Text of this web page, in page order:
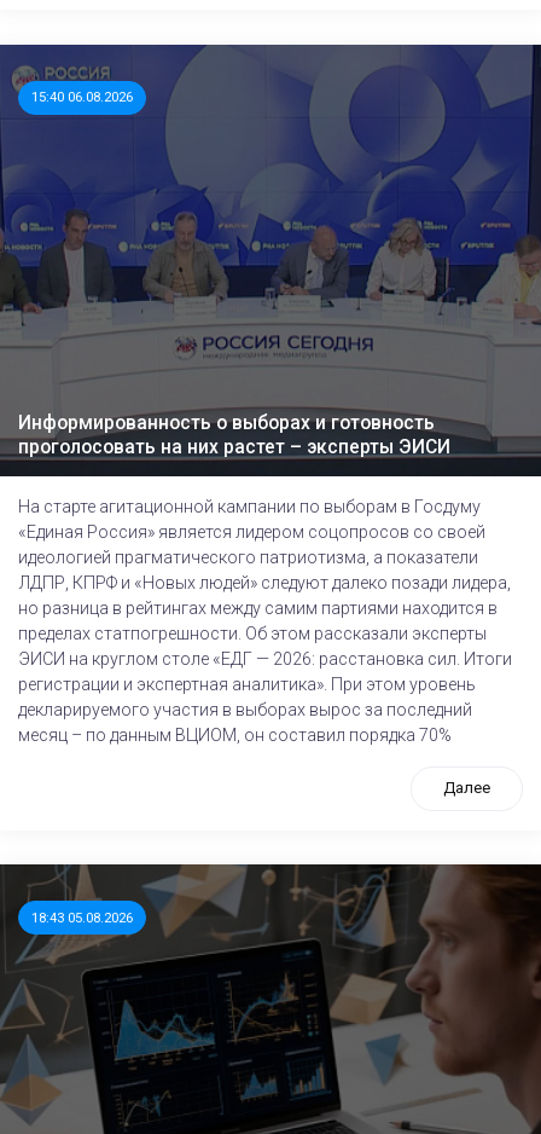
15:40 06.08.2026
Информированность о выборах и готовность
проголосовать на них растет – эксперты ЭИСИ
На старте агитационной кампании по выборам в Госдуму
«Единая Россия» является лидером соцопросов со своей
идеологией прагматического патриотизма, а показатели
ЛДПР, КПРФ и «Новых людей» следуют далеко позади лидера,
но разница в рейтингах между самим партиями находится в
пределах статпогрешности. Об этом рассказали эксперты
ЭИСИ на круглом столе «ЕДГ — 2026: расстановка сил. Итоги
регистрации и экспертная аналитика». При этом уровень
декларируемого участия в выборах вырос за последний
месяц – по данным ВЦИОМ, он составил порядка 70%
Далее
18:43 05.08.2026